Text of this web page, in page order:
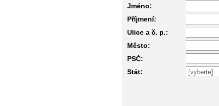
Jméno:
Příjmení:
Ulice a č. p.:
Město:
PSČ:
Stát: